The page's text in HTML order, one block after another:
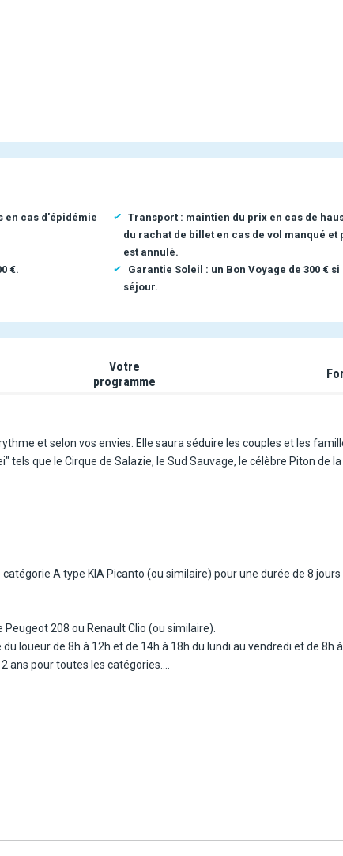
en cas d'épidémie
Transport : maintien du prix en cas de
du rachat de billet en cas de vol manqué
est annulé.
€.
Garantie Soleil : un Bon Voyage de 300 €
séjour.
Votre
programme
et selon vos envies. Elle saura séduire les couples et les
que le Cirque de Salazie, le Sud Sauvage, le célèbre Piton de
A type KIA Picanto (ou similaire) pour une durée de 8
208 ou Renault Clio (ou similaire).
loueur de 8h à 12h et de 14h à 18h du lundi au vendredi et de 8h
ans pour toutes les catégories.
permis étranger, joindre le permis international avec une traduction
la même heure que le jour de sa prise en charge (battement de
par le loueur.
qu'au moment de sa prise en charge.